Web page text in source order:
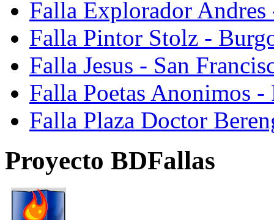
Falla Explorador Andres
Falla Pintor Stolz -
Falla Jesus - San
Falla Poetas Anonimos
Falla Plaza Doctor
Proyecto BDFallas